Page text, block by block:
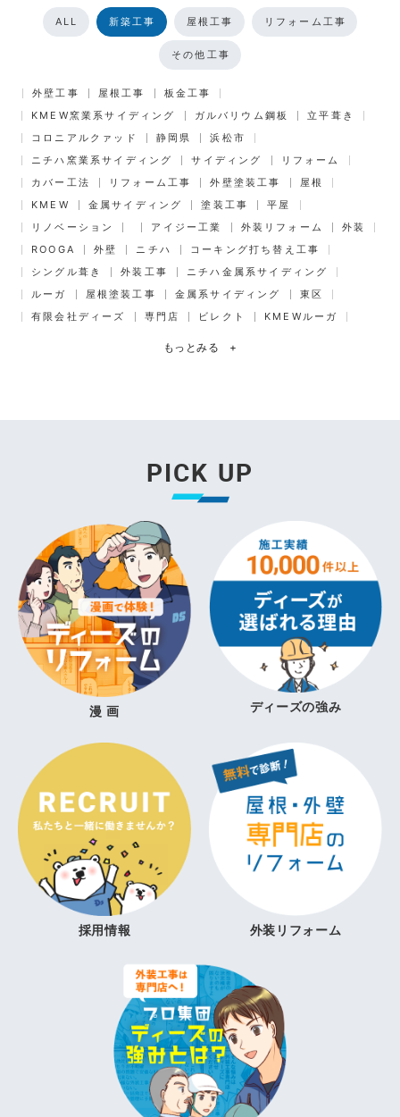
ALL 新築工事 屋根工事 リフォーム工事
その他工事
外壁工事 屋根工事
板金工事
KMEW窯業系サイディング
ガルバリウム鋼板
立平葺き
コロニアルクァッド
静岡県
浜松市
ニチハ窯業系サイディング
サイディング
リフォーム
カバー工法
リフォーム工事 外壁塗装工事
屋根
KMEW
金属サイディング 塗装工事
平屋
リノベーション
アイジー工業 外装リフォーム
外装
ROOGA
外壁 ニチハ
コーキング打ち替え工事
シングル葺き
外装工事
ニチハ金属系サイディング
ルーガ
屋根塗装工事 金属系サイディング
東区
有限会社ディーズ
専門店 ビレクト KMEWルーガ
もっとみる +
PICK UP
漫 画 ディーズの強み
採用情報 外装リフォーム